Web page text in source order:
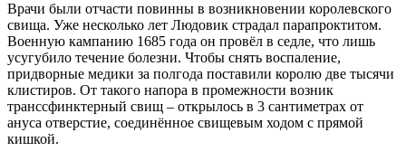
Врачи были отчасти повинны в возникновении королевского
свища. Уже несколько лет Людовик страдал парапроктитом.
Военную кампанию 1685 года он провёл в седле, что лишь
усугубило течение болезни. Чтобы снять воспаление,
придворные медики за полгода поставили королю две тысячи
клистиров. От такого напора в промежности возник
транссфинктерный свищ – открылось в 3 сантиметрах от
ануса отверстие, соединённое свищевым ходом с прямой
кишкой.